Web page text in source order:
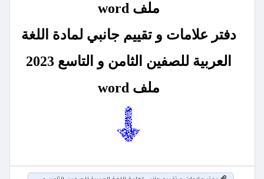
ملف word
دفتر علامات و تقييم جانبي لمادة اللغة
العربية للصفين الثامن و التاسع 2023
ملف word